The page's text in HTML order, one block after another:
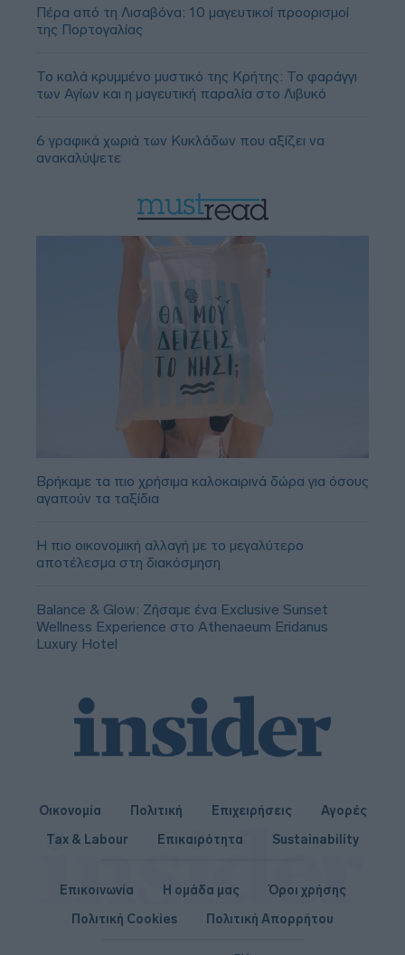
Πέρα από τη Λισαβόνα: 10 μαγευτικοί προορισμοί
της Πορτογαλίας
Το καλά κρυμμένο μυστικό της Κρήτης: Το φαράγγι
των Αγίων και η μαγευτική παραλία στο Λιβυκό
6 γραφικά χωριά των Κυκλάδων που αξίζει να
ανακαλύψετε
Βρήκαμε τα πιο χρήσιμα καλοκαιρινά δώρα για όσους
αγαπούν τα ταξίδια
Η πιο οικονομική αλλαγή με το μεγαλύτερο
αποτέλεσμα στη διακόσμηση
Balance & Glow: Ζήσαμε ένα Exclusive Sunset
Wellness Experience στο Athenaeum Eridanus
Luxury Hotel
Οικονομία Πολιτική Επιχειρήσεις
Αγορές
Tax & Labour
Επικαιρότητα Sustainability
Επικοινωνία Η ομάδα μας
Όροι χρήσης
Πολιτική Cookies
Πολιτική Απορρήτου